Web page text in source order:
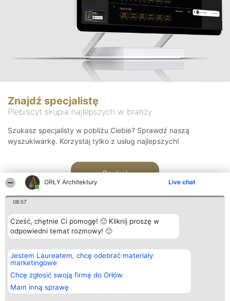
ORŁY Architektury Live chat
08:57
Cześć, chętnie Ci pomogę! 🙂 Kliknij proszę w
odpowiedni temat rozmowy! 🙂
Jestem Laureatem, chcę odebrać materiały
marketingowe
Chcę zgłosić swoją firmę do Orłów
Mam inną sprawę
Znajdź specjalistę
Plebiscyt skupia najlepszych w branży
Szukasz specjalisty w pobliżu Ciebie? Sprawdź naszą
wyszukiwarkę. Korzystaj tylko z usług najlepszych!
Szukaj
Organizator plebiscytu
Bright Side Solutions sp. z o.
o. sp. k.
ul. Ruska 22
Wrocław 50-079
KRS 0000749100 | Regon
381313360 | NIP 8943132676
Plebiscyt
Laureaci
wszystkich
Laureatów
Regulamin
Kontakt
Kontakt